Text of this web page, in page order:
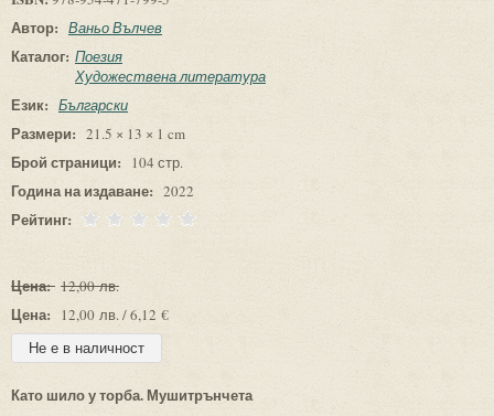
Автор: Ваньо Вълчев
Каталог: Поезия
Художествена литература
Език: Български
Размери: 21.5 × 13 × 1 cm
Брой страници: 104 стр.
Година на издаване: 2022
Рейтинг:
Цена: 12,00 лв.
Цена: 12,00 лв. / 6,12 €
Като шило у торба. Мушитрънчета